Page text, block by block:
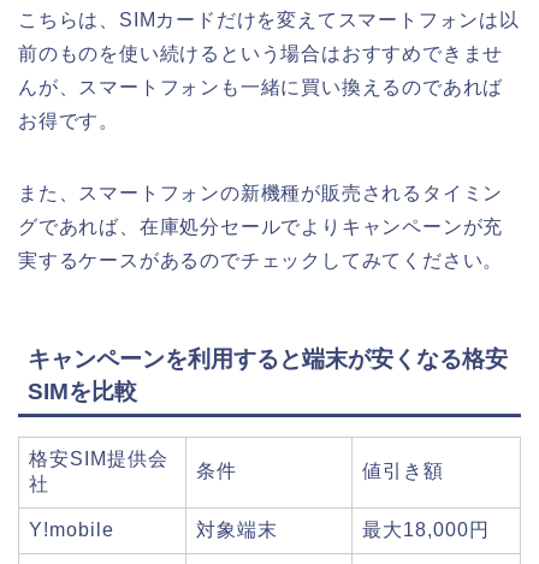
こちらは、SIMカードだけを変えてスマートフォンは以
前のものを使い続けるという場合はおすすめできませ
んが、スマートフォンも一緒に買い換えるのであれば
お得です。
また、スマートフォンの新機種が販売されるタイミン
グであれば、在庫処分セールでよりキャンペーンが充
実するケースがあるのでチェックしてみてください。
キャンペーンを利用すると端末が安くなる格安
SIMを比較
格安SIM提供会
社
条件 値引き額
Y!mobile 対象端末 最大18,000円